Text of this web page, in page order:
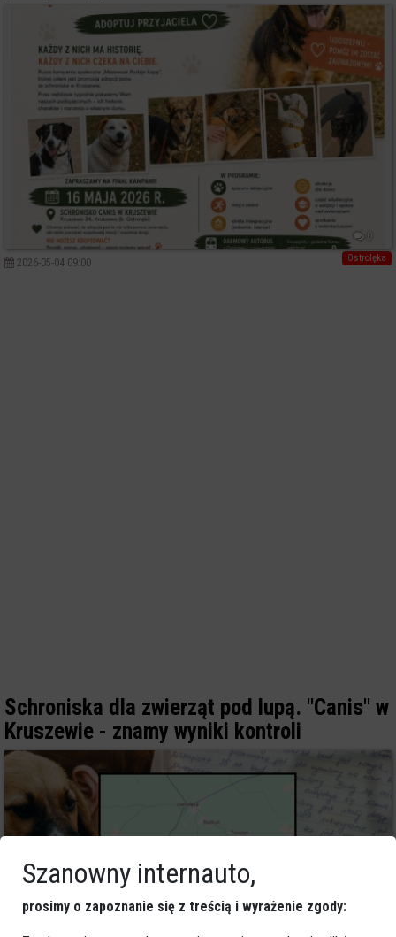
0
Ostrołęka
2026-05-04 09:00
Schroniska dla zwierząt pod lupą. "Canis" w
Kruszewie - znamy wyniki kontroli
Szanowny internauto,
prosimy o zapoznanie się z treścią i wyrażenie zgody: